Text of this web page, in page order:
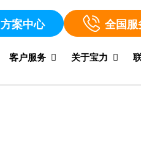
方案中心 全国
客户服务 关于宝力